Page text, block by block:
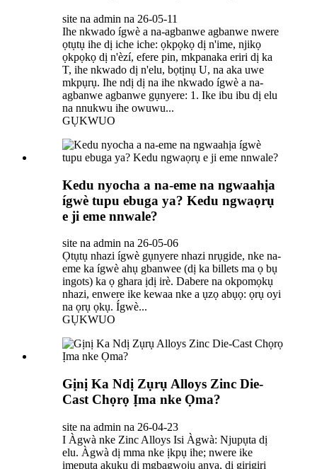
site na admin na 26-05-11
Ihe nkwado ígwè a na-agbanwe agbanwe nwere
ọtụtụ ihe dị iche iche: ọkpọkọ dị n'ime, njikọ
ọkpọkọ dị n'èzí, efere pin, mkpanaka eriri dị ka
T, ihe nkwado dị n'elu, bọtịnụ U, na aka uwe
mkpụrụ. Ihe ndị dị na ihe nkwado ígwè a na-
agbanwe agbanwe gụnyere: 1. Ike ibu ibu dị elu
na nnukwu ihe owuwu...
GỤKWUO
Kedu nyocha a na-eme na ngwaahịa
ígwè tupu ebuga ya? Kedu ngwaọrụ
e ji eme nnwale?
site na admin na 26-05-06
Ọtụtụ nhazi ígwè gụnyere nhazi nrụgide, nke na-
eme ka ígwè ahụ gbanwee (dị ka billets ma ọ bụ
ingots) ka ọ ghara ịdị irè. Dabere na okpomọkụ
nhazi, enwere ike kewaa nke a ụzọ abụọ: ọrụ oyi
na ọrụ ọkụ. Ígwè...
GỤKWUO
Gịnị Ka Ndị Zụrụ Alloys Zinc Die-
Cast Chọrọ Ịma nke Ọma?
site na admin na 26-04-23
I Àgwà nke Zinc Alloys Isi Àgwà: Njupụta dị
elu. Àgwà dị mma nke ịkpụ ihe; nwere ike
imepụta akụkụ dị mgbagwoju anya, dị gịrịgịrị